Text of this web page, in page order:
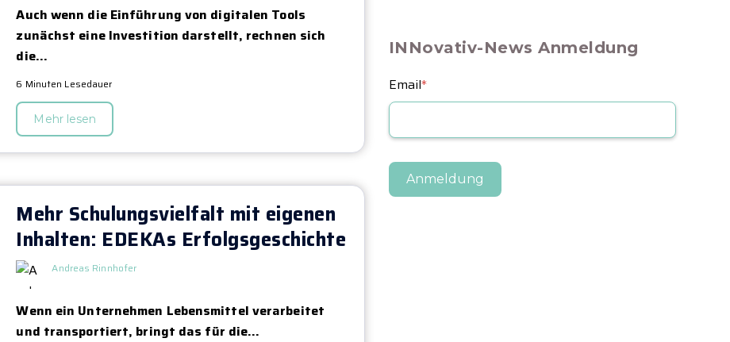
INNovativ-News Anmeldung
Email*
Auch wenn die Einführung von digitalen Tools
zunächst eine Investition darstellt, rechnen sich
die...
6 Minuten Lesedauer
Mehr lesen
Mehr Schulungsvielfalt mit eigenen
Inhalten: EDEKAs Erfolgsgeschichte
Andreas Rinnhofer
Wenn ein Unternehmen Lebensmittel verarbeitet
und transportiert, bringt das für die...